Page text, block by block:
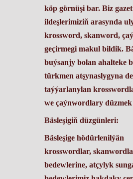
köp görnüşi bar. Biz
ildeşlerimiziň arasynda
krossword, skanword,
geçirmegi makul bildik.
buýsanjy bolan ahalteke
türkmen atşynaslygyna
taýýarlanylan
we çaýnwordlary
Bäsleşigiň düzgünleri:
Bäsleşige hödürlenilýän
krosswordlar,
bedewlerine, atçylyk